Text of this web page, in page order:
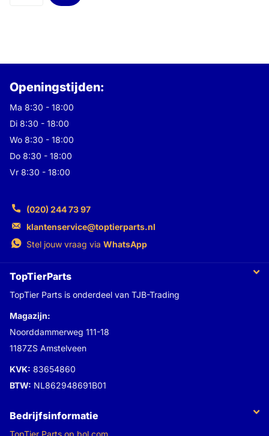
Openingstijden:
Ma 8:30 - 18:00
Di 8:30 - 18:00
Wo 8:30 - 18:00
Do 8:30 - 18:00
Vr 8:30 - 18:00
(020) 244 73 97
klantenservice@toptierparts.nl
Stel jouw vraag via WhatsApp
TopTierParts
TopTier Parts is onderdeel van TJB-Trading
Magazijn:
Noorddammerweg 111-18
1187ZS Amstelveen
KVK: 83654860
BTW: NL862948691B01
Bedrijfsinformatie
TopTier Parts op bol.com